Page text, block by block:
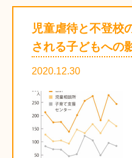
児童虐待と不登
される子どもへの
2020.12.30